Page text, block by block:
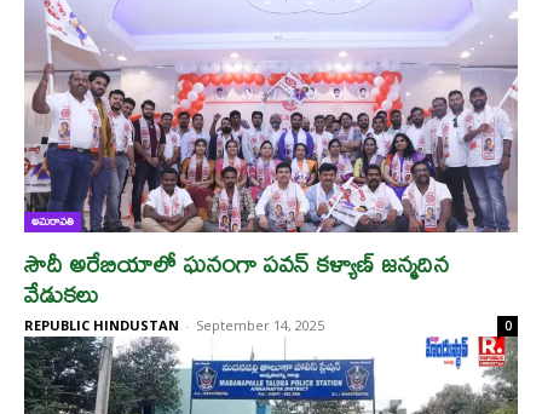
అమరావతి
సౌదీ అరేబియాలో ఘనంగా పవన్ కళ్యాణ్ జన్మదిన
వేడుకలు
REPUBLIC HINDUSTAN - September 14, 2025 0